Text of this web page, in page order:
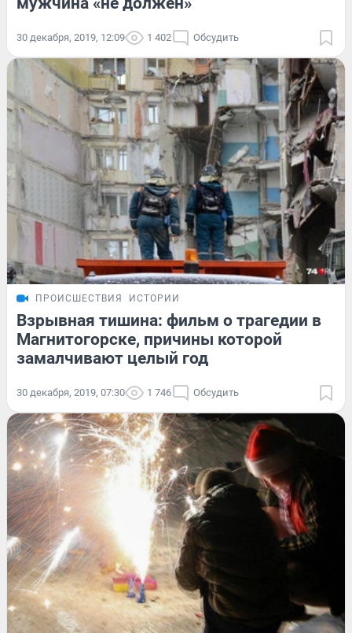
30 декабря, 2019, 12:09 1 402 Обсудить
ПРОИСШЕСТВИЯ ИСТОРИИ
Взрывная тишина: фильм о трагедии в
Магнитогорске, причины которой
замалчивают целый год
30 декабря, 2019, 07:30 1 746 Обсудить